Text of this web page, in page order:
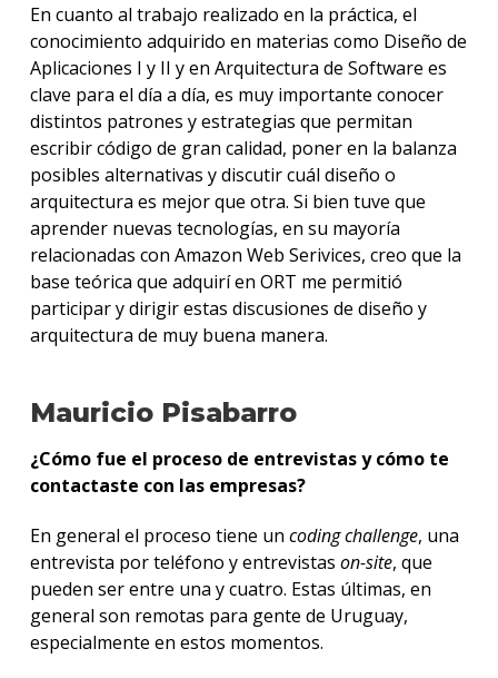
En cuanto al trabajo realizado en la práctica, el
conocimiento adquirido en materias como Diseño de
Aplicaciones I y II y en Arquitectura de Software es
clave para el día a día, es muy importante conocer
distintos patrones y estrategias que permitan
escribir código de gran calidad, poner en la balanza
posibles alternativas y discutir cuál diseño o
arquitectura es mejor que otra. Si bien tuve que
aprender nuevas tecnologías, en su mayoría
relacionadas con Amazon Web Serivices, creo que la
base teórica que adquirí en ORT me permitió
participar y dirigir estas discusiones de diseño y
arquitectura de muy buena manera.
Mauricio Pisabarro
¿Cómo fue el proceso de entrevistas y cómo te
contactaste con las empresas?
En general el proceso tiene un coding challenge, una
entrevista por teléfono y entrevistas on-site, que
pueden ser entre una y cuatro. Estas últimas, en
general son remotas para gente de Uruguay,
especialmente en estos momentos.